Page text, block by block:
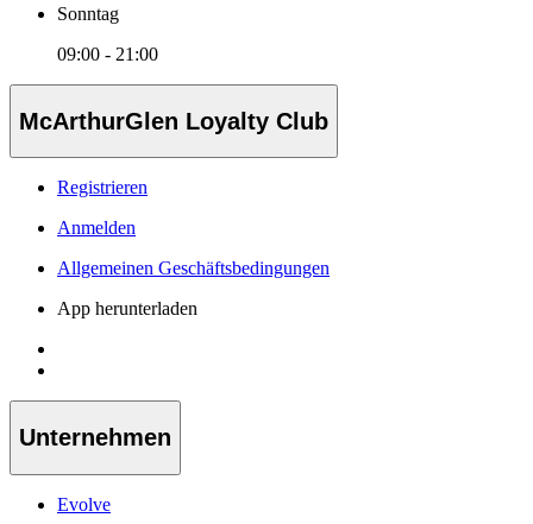
Sonntag
09:00 - 21:00
McArthurGlen Loyalty Club
Registrieren
Anmelden
Allgemeinen Geschäftsbedingungen
App herunterladen
Unternehmen
Evolve